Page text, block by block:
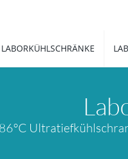
LABORKÜHLSCHRÄNKE